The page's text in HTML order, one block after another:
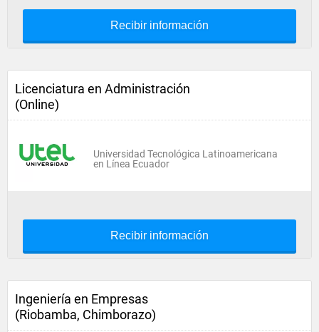
Recibir información
Licenciatura en Administración
(Online)
Universidad Tecnológica Latinoamericana
en Línea Ecuador
Recibir información
Ingeniería en Empresas
(Riobamba, Chimborazo)